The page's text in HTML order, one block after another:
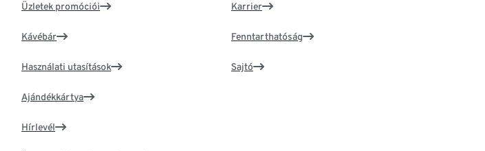
Üzletek promóciói
Kávébár
Használati utasítások
Ajándékkártya
Hírlevél
Karrier
Fenntarthatóság
Sajtó